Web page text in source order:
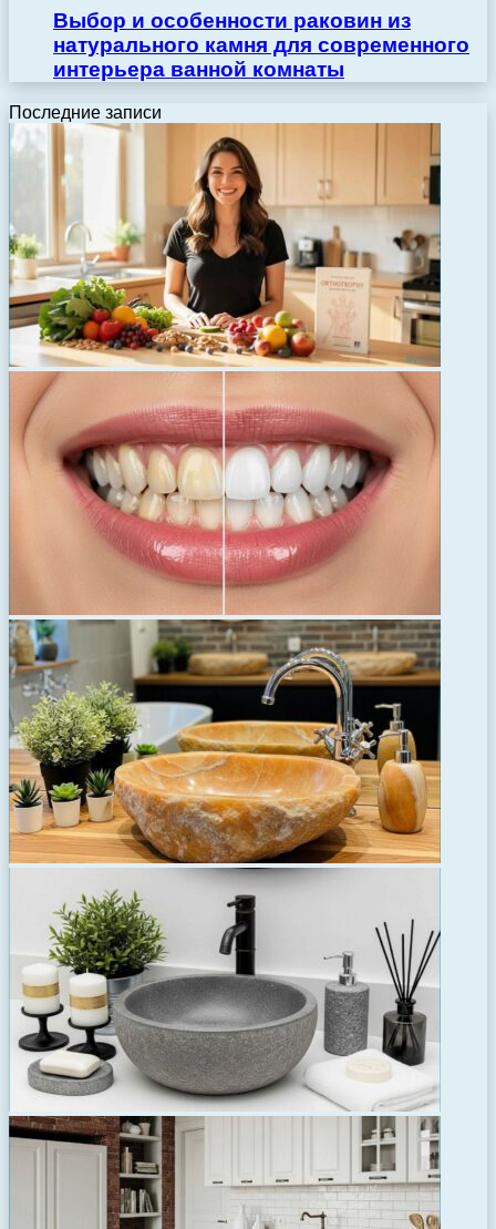
Выбор и особенности раковин из
натурального камня для современного
интерьера ванной комнаты
Последние записи